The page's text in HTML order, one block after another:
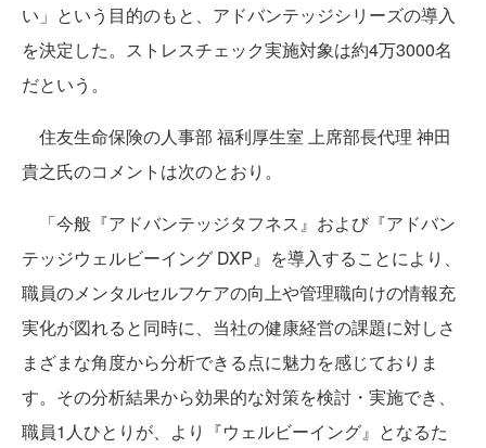
い」という目的のもと、アドバンテッジシリーズの導入
を決定した。ストレスチェック実施対象は約4万3000名
だという。
住友生命保険の人事部 福利厚生室 上席部長代理 神田
貴之氏のコメントは次のとおり。
「今般『アドバンテッジタフネス』および『アドバン
テッジウェルビーイング DXP』を導入することにより、
職員のメンタルセルフケアの向上や管理職向けの情報充
実化が図れると同時に、当社の健康経営の課題に対しさ
まざまな角度から分析できる点に魅力を感じておりま
す。その分析結果から効果的な対策を検討・実施でき、
職員1人ひとりが、より『ウェルビーイング』となるた